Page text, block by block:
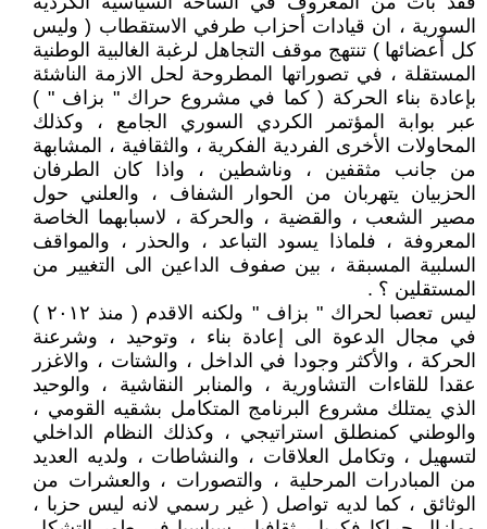
السورية ، ان قيادات أحزاب طرفي الاستقطاب ( وليس
كل أعضائها ) تنتهج موقف التجاهل لرغبة الغالبية الوطنية
المستقلة ، في تصوراتها المطروحة لحل الازمة الناشئة
بإعادة بناء الحركة ( كما في مشروع حراك " بزاف " )
عبر بوابة المؤتمر الكردي السوري الجامع ، وكذلك
المحاولات الأخرى الفردية الفكرية ، والثقافية ، المشابهة
من جانب مثقفين ، وناشطين ، واذا كان الطرفان
الحزبيان يتهربان من الحوار الشفاف ، والعلني حول
مصير الشعب ، والقضية ، والحركة ، لاسبابهما الخاصة
المعروفة ، فلماذا يسود التباعد ، والحذر ، والمواقف
السلبية المسبقة ، بين صفوف الداعين الى التغيير من
المستقلين ؟ .
ليس تعصبا لحراك " بزاف " ولكنه الاقدم ( منذ ٢٠١٢ )
في مجال الدعوة الى إعادة بناء ، وتوحيد ، وشرعنة
الحركة ، والأكثر وجودا في الداخل ، والشتات ، والاغزر
عقدا للقاءات التشاورية ، والمنابر النقاشية ، والوحيد
الذي يمتلك مشروع البرنامج المتكامل بشقيه القومي ،
والوطني كمنطلق استراتيجي ، وكذلك النظام الداخلي
لتسهيل ، وتكامل العلاقات ، والنشاطات ، ولديه العديد
من المبادرات المرحلية ، والتصورات ، والعشرات من
الوثائق ، كما لديه تواصل ( غير رسمي لانه ليس حزبا ،